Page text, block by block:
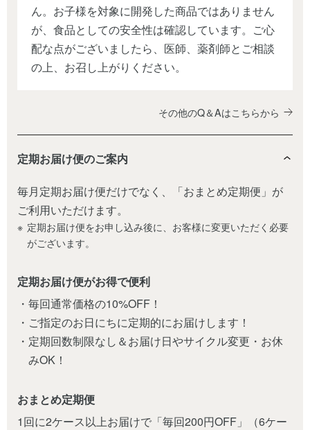
ん。お子様を対象に開発した商品ではありません
が、食品としての安全性は確認しています。ご心
配な点がございましたら、医師、薬剤師とご相談
の上、お召し上がりください。
その他のQ＆Aはこちらから
定期お届け便のご案内
毎月定期お届け便だけでなく、「おまとめ定期便」が
ご利用いただけます。
定期お届け便をお申し込み後に、お客様に変更いただく必要
がございます。
定期お届け便がお得で便利
・毎回通常価格の10%OFF！
・ご指定のお日にちに定期的にお届けします！
・定期回数制限なし＆お届け日やサイクル変更・お休
みOK！
おまとめ定期便
1回に2ケース以上お届けで「毎回200円OFF」（6ケー